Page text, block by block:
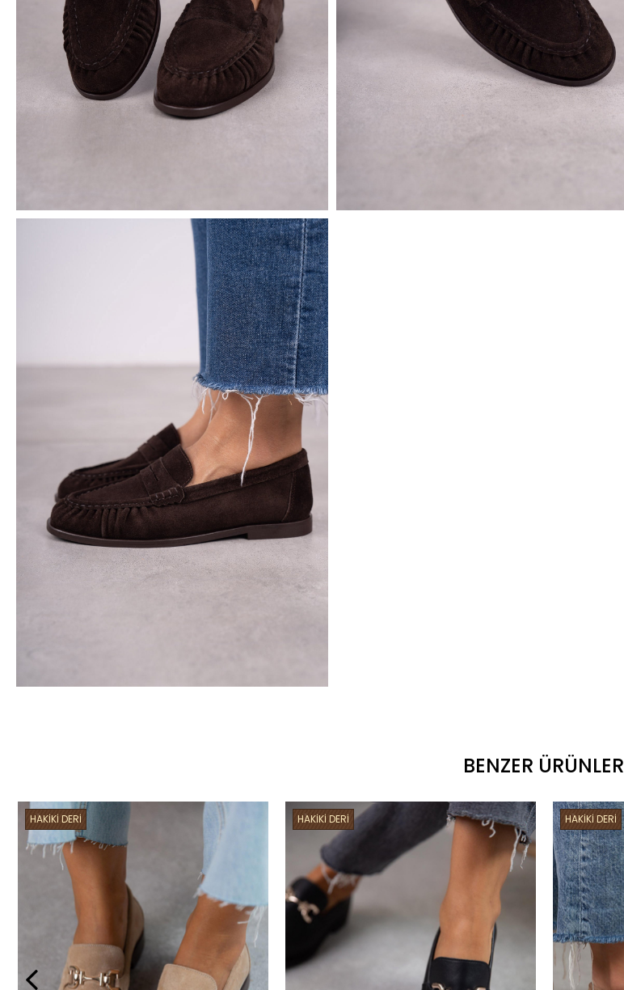
BENZER ÜRÜNLER
HAKİKİ DERİ HAKİKİ DERİ HAKİKİ DERİ